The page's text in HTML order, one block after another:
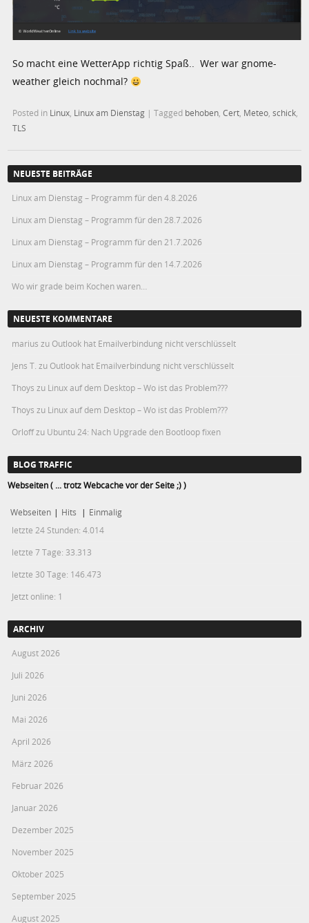
So macht eine WetterApp richtig Spaß.. Wer war gnome-
weather gleich nochmal?
Posted in Linux Linux am Dienstag |Tagged behoben ,Cert Meteo ,schick
TLS
NEUESTE BEITRÄGE
Linux am Dienstag – Programm für den 4.8.2026
Linux am Dienstag – Programm für den 28.7.2026
Linux am Dienstag – Programm für den 21.7.2026
Linux am Dienstag – Programm für den 14.7.2026
Wo wir grade beim Kochen waren…
NEUESTE KOMMENTARE
marius zu Outlook hat Emailverbindung nicht verschlüsselt
Jens T. zu Outlook hat Emailverbindung nicht verschlüsselt
Thoys zu Linux auf dem Desktop – Wo ist das Problem???
Thoys zu Linux auf dem Desktop – Wo ist das Problem???
Orloffzu Ubuntu 24: Nach Upgrade den Bootloop fixen
BLOG TRAFFIC
Webseiten ( ... trotz Webcache vor der Seite ;) )
Webseiten | Hits | Einmalig
letzte 24 Stunden:4.014
letzte 7 Tage: 33.313
letzte 30 Tage: 146.473
Jetzt online: 1
ARCHIV
August 2026
Juli 2026
Juni 2026
Mai 2026
April 2026
März 2026
Februar 2026
Januar 2026
Dezember 2025
November 2025
Oktober 2025
September 2025
August 2025